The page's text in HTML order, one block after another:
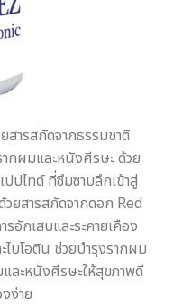
ารสกัดจากธรรมชาติ
กผมและหนังศีรษะ ด้วย
ปไทด์ ที่ซึมซาบลึกเข้าสู่
ยสารสกัดจากดอก Red
กเสบและระคายเคือง
บโอติน ช่วยบำรุงรากผม
ละหนังศีรษะให้สุขภาพดี
ง่าย